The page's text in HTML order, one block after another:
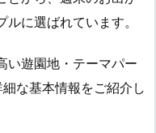
に選ばれています。
い遊園地・テーマパー
な基本情報をご紹介し